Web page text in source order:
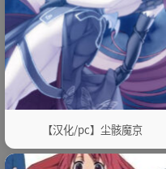
【汉化/pc】尘骸魔京